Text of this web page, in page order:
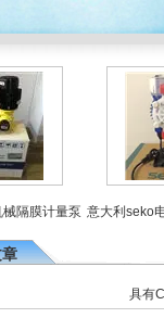
隔膜计量泵 意大利seko电
具有